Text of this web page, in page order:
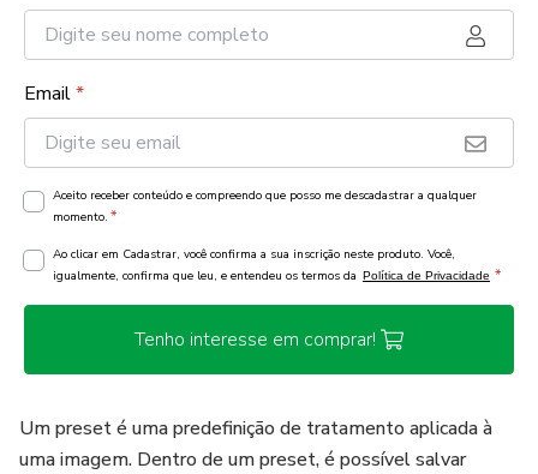
Email*
Aceito receber conteúdo e compreendo que posso me descadastrar a qualquer
momento. *
Ao clicar em Cadastrar, você confirma a sua inscrição neste produto. Você,
igualmente, confirma que leu, e entendeu os termos da Política de Privacidade *
Tenho interesse em comprar!
Um preset é uma predefinição de tratamento aplicada à
uma imagem. Dentro de um preset, é possível salvar